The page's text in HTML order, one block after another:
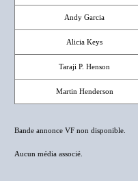
Andy Garcia
Alicia Keys
Taraji P. Henson
Martin Henderson
Bande annonce VF non disponible.
Aucun média associé.